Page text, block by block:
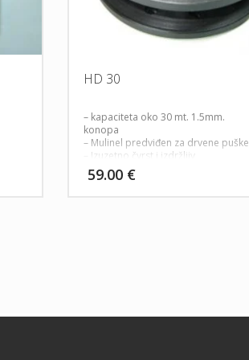
HD 30
– kapaciteta oko 30 mt. 1.5mm.
konopa
– Mulinel predviđen za drvene puške
– Izuzetno čvrst i izdržljiv
– Opruga iz unutra koja blokira
nekontrolirano provrtanje mulinela
59.00 €